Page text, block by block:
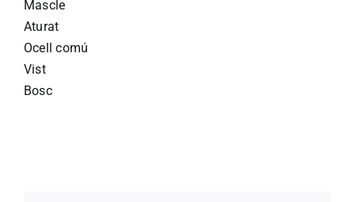
Mascle
Aturat
Ocell comú
Vist
Bosc